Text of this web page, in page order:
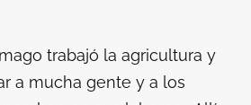
trabajó la agricultura y
a mucha gente y a los